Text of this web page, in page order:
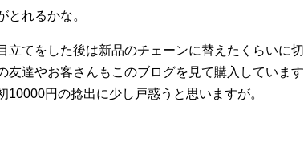
とれるかな。
立てをした後は新品のチェーンに替えたくらいに切
友達やお客さんもこのブログを見て購入しています
円の捻出に少し戸惑うと思いますが。